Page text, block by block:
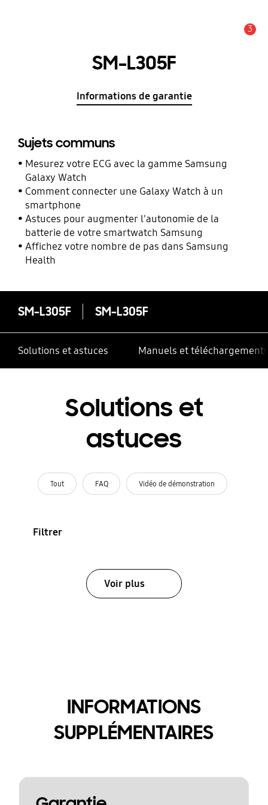
3
SM-L305F
Informations de garantie
Sujets communs
Mesurez votre ECG avec la gamme Samsung
Galaxy Watch
Comment connecter une Galaxy Watch à un
smartphone
Astuces pour augmenter l'autonomie de la
batterie de votre smartwatch Samsung
Affichez votre nombre de pas dans Samsung
Health
SM-L305F SM-L305F
Solutions et astuces Manuels et téléchargements
Solutions et
astuces
Tout FAQ Vidéo de démonstration
Filtrer
Voir plus
INFORMATIONS
SUPPLÉMENTAIRES